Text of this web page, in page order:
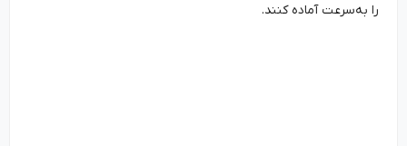
را به‌سرعت آماده کنند.